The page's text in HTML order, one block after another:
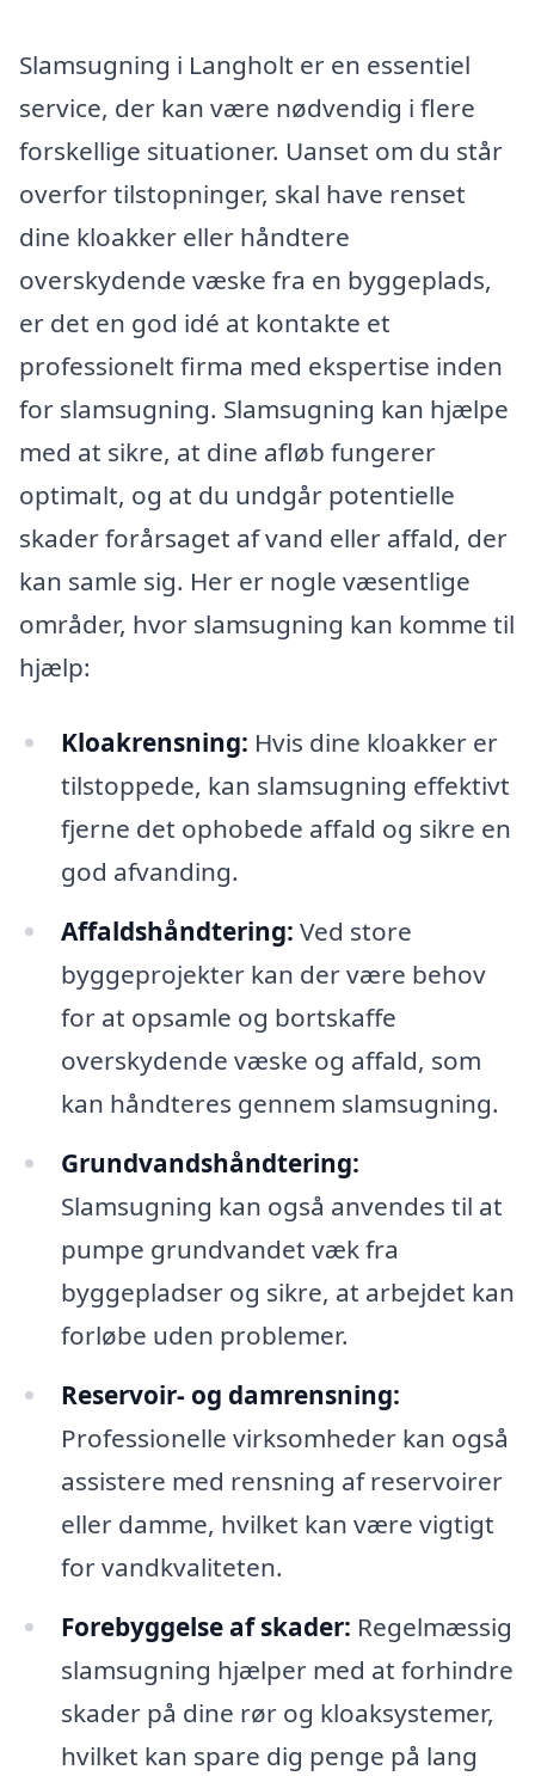
Slamsugning i Langholt er en essentiel
service, der kan være nødvendig i flere
forskellige situationer. Uanset om du står
overfor tilstopninger, skal have renset
dine kloakker eller håndtere
overskydende væske fra en byggeplads,
er det en god idé at kontakte et
professionelt firma med ekspertise inden
for slamsugning. Slamsugning kan hjælpe
med at sikre, at dine afløb fungerer
optimalt, og at du undgår potentielle
skader forårsaget af vand eller affald, der
kan samle sig. Her er nogle væsentlige
områder, hvor slamsugning kan komme til
hjælp:
Kloakrensning: Hvis dine kloakker er
tilstoppede, kan slamsugning effektivt
fjerne det ophobede affald og sikre en
god afvanding.
Affaldshåndtering: Ved store
byggeprojekter kan der være behov
for at opsamle og bortskaffe
overskydende væske og affald, som
kan håndteres gennem slamsugning.
Grundvandshåndtering:
Slamsugning kan også anvendes til at
pumpe grundvandet væk fra
byggepladser og sikre, at arbejdet kan
forløbe uden problemer.
Reservoir- og damrensning:
Professionelle virksomheder kan også
assistere med rensning af reservoirer
eller damme, hvilket kan være vigtigt
for vandkvaliteten.
Forebyggelse af skader: Regelmæssig
slamsugning hjælper med at forhindre
skader på dine rør og kloaksystemer,
hvilket kan spare dig penge på lang